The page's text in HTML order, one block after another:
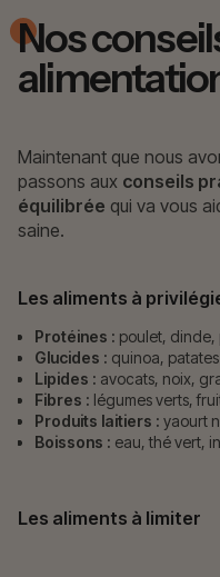
Nos
Maintenant que nous
passons aux conseils
équilibrée qui va vous
saine.
Les aliments à
Protéines : poulet, dinde,
Glucides : quinoa,
Lipides : avocats, noix,
Fibres : légumes verts,
Produits laitiers : yaourt
Boissons : eau, thé vert,
Les aliments à limiter